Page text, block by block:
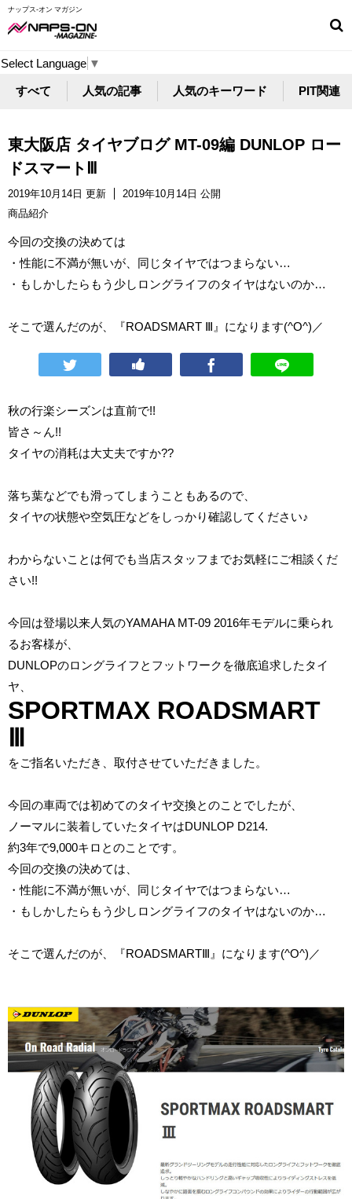
ナップス-オン マガジン
Select Language ▼
すべて 人気の記事 人気のキーワード PIT関連
東大阪店 タイヤブログ MT-09編 DUNLOP ロー
ドスマートⅢ
2019年10月14日 更新
2019年10月14日 公開
商品紹介
今回の交換の決めては
・性能に不満が無いが、同じタイヤではつまらない…
・もしかしたらもう少しロングライフのタイヤはないのか…
そこで選んだのが、『ROADSMART Ⅲ』になります(^O^)／
秋の行楽シーズンは直前で!!
皆さ～ん!!
タイヤの消耗は大丈夫ですか??
落ち葉などでも滑ってしまうこともあるので、
タイヤの状態や空気圧などをしっかり確認してください♪
わからないことは何でも当店スタッフまでお気軽にご相談くだ
さい!!
今回は登場以来人気のYAMAHA MT-09 2016年モデルに乗られ
るお客様が、
DUNLOPのロングライフとフットワークを徹底追求したタイ
ヤ、
SPORTMAX ROADSMART
Ⅲ
をご指名いただき、取付させていただきました。
今回の車両では初めてのタイヤ交換とのことでしたが、
ノーマルに装着していたタイヤはDUNLOP D214.
約3年で9,000キロとのことです。
今回の交換の決めては、
・性能に不満が無いが、同じタイヤではつまらない…
・もしかしたらもう少しロングライフのタイヤはないのか…
そこで選んだのが、『ROADSMARTⅢ』になります(^O^)／